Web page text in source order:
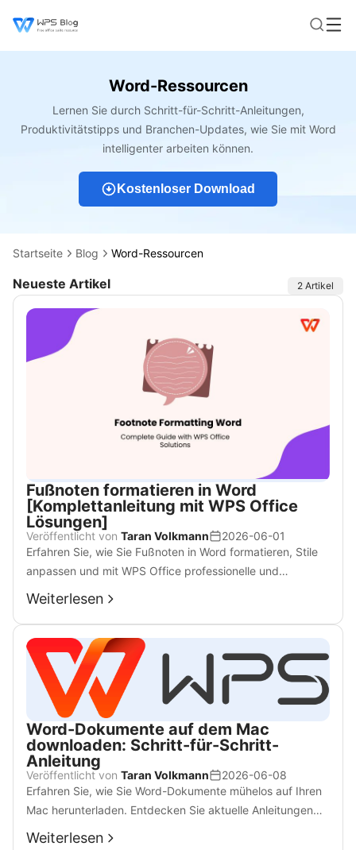
Word-Ressourcen
Lernen Sie durch Schritt-für-Schritt-Anleitungen,
Produktivitätstipps und Branchen-Updates, wie Sie mit Word
intelligenter arbeiten können.
Kostenloser Download
Startseite Blog Word-Ressourcen
Artikel
Neueste Artikel 2 Artikel
Fußnoten formatieren in Word
[Komplettanleitung mit WPS Office
Lösungen]
Veröffentlicht von Taran Volkmann
2026-06-01
Erfahren Sie, wie Sie Fußnoten in Word formatieren, Stile
anpassen und mit WPS Office professionelle und
konsistente Ergebnisse erzielen.
Weiterlesen
Word-Dokumente auf dem Mac
downloaden: Schritt-für-Schritt-
Anleitung
Veröffentlicht von Taran Volkmann
2026-06-08
Erfahren Sie, wie Sie Word-Dokumente mühelos auf Ihren
Mac herunterladen. Entdecken Sie aktuelle Anleitungen
und wertvolle Tipps zum Speichern von Word-Dateien auf
Weiterlesen